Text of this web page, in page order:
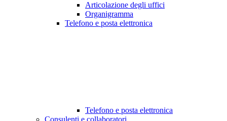
Articolazione degli uffici
Organigramma
Telefono e posta elettronica
Telefono e posta elettronica